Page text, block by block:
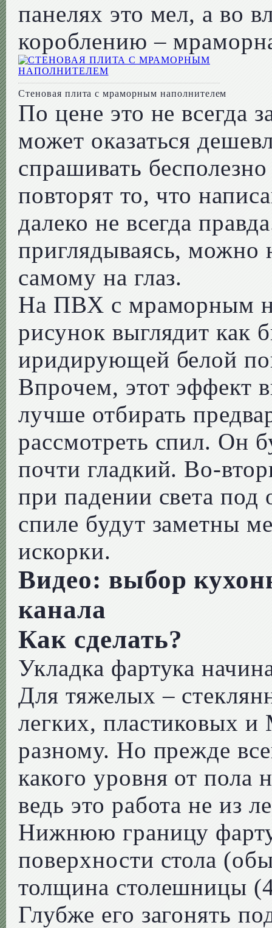
панелях это мел, а во
короблению –
Стеновая плита с мраморным наполнителем
По цене это не всегда
может оказаться
спрашивать
повторят то, что
далеко не всегда
приглядываясь, можно
самому на глаз.
На ПВХ с мраморным
рисунок выглядит как
иридирующей белой
Впрочем, этот эффект
лучше отбирать
рассмотреть спил. Он
почти гладкий. Во-
при падении света
спиле будут заметны
искорки.
Видео: выбор
канала
Как сделать?
Укладка фартука
Для тяжелых –
легких, пластиковых
разному. Но прежде
какого уровня от пола
ведь это работа не из
Нижнюю границу
поверхности стола
толщина столешницы
Глубже его загонять